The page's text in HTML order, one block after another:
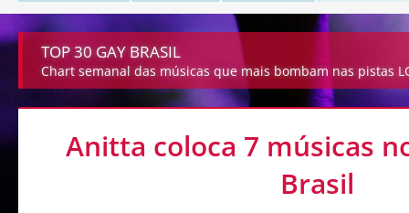
TOP 30 GAY BRASIL
Chart semanal das músicas que mais bombam nas pistas
Anitta coloca 7 músicas
Brasil